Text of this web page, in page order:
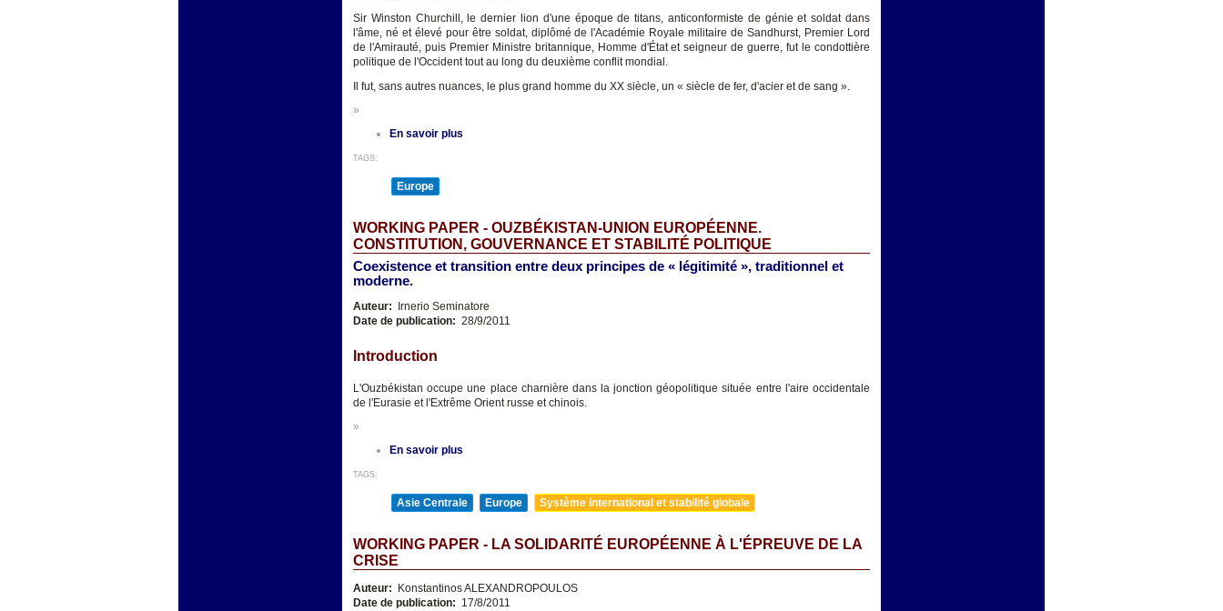
Sir Winston Churchill, le dernier lion d'une époque de titans, anticonformiste de génie et soldat dans
l'âme, né et élevé pour être soldat, diplômé de l'Académie Royale militaire de Sandhurst, Premier Lord
de l'Amirauté, puis Premier Ministre britannique, Homme d'État et seigneur de guerre, fut le condottière
politique de l'Occident tout au long du deuxième conflit mondial.
Il fut, sans autres nuances, le plus grand homme du XX siècle, un « siècle de fer, d'acier et de sang ».
»
En savoir plus
TAGS:
Europe
WORKING PAPER - OUZBÉKISTAN-UNION EUROPÉENNE.
CONSTITUTION, GOUVERNANCE ET STABILITÉ POLITIQUE
Coexistence et transition entre deux principes de « légitimité », traditionnel et
moderne.
Auteur: Irnerio Seminatore
Date de publication: 28/9/2011
Introduction
L'Ouzbékistan occupe une place charnière dans la jonction géopolitique située entre l'aire occidentale
de l'Eurasie et l'Extrême Orient russe et chinois.
»
En savoir plus
TAGS:
Asie Centrale Europe Système international et stabilité globale
WORKING PAPER - LA SOLIDARITÉ EUROPÉENNE À L'ÉPREUVE DE LA
CRISE
Auteur:
Konstantinos ALEXANDROPOULOS
Date de publication: 17/8/2011